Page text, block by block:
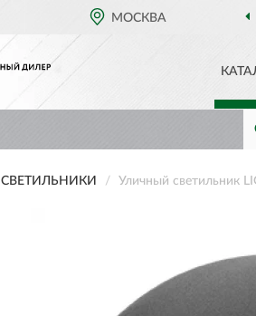
МОСКВА
ОФИЦИАЛЬНЫЙ ДИЛЕР
СВЕТИЛЬНИКИ Уличный светильник